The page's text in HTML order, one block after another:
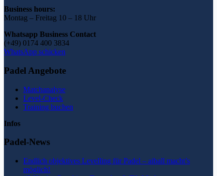
Business hours:
Montag – Freitag 10 – 18 Uhr
Whatsapp Business Contact
(+49) 0174 400 3834
WhatsApp schicken
Padel Angebote
Matchanalyse
Level-Check
Training buchen
Infos
Padel-News
Endlich objektives Levelling für Padel – aiball macht’s
möglich!